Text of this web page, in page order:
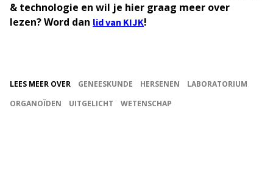
& technologie en wil je hier graag meer over
lezen? Word dan lid van KIJK!
LEES MEER OVER GENEESKUNDE HERSENEN
LABORATORIUM
ORGANOÏDEN
UITGELICHT WETENSCHAP